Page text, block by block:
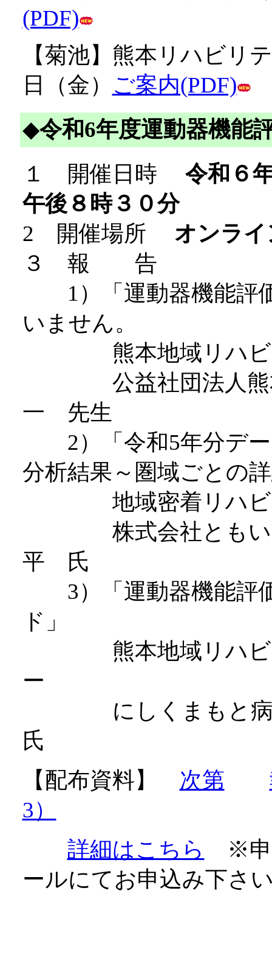
(PDF)
【菊池】熊本リハビリ
日（金）
ご案内(PDF)
◆令和6年度運動器機能
１ 開催日時 令和６
午後８時３０分
2 開催場所 オンライ
３ 報 告
1）「運動器機能評
いません。
熊本地域リハビリ
公益社団法人熊
一 先生
2）「令和5年分デー
分析結果～圏域ごとの
地域密着リハビリ
株式会社ともいき
平 氏
3）「運動器機能評
ド」
熊本地域リハビリ
ー
にしくまもと病
氏
【配布資料】 次第
3）
詳細はこちら
※申
ールにてお申込み下